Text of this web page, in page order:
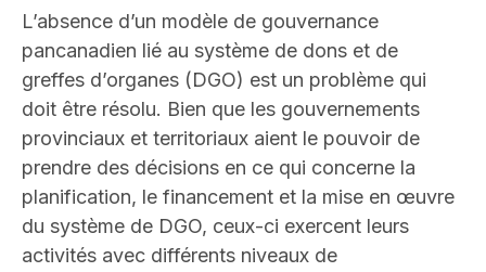
L’absence d’un modèle de gouvernance
pancanadien lié au système de dons et de
greffes d’organes (DGO) est un problème qui
doit être résolu. Bien que les gouvernements
provinciaux et territoriaux aient le pouvoir de
prendre des décisions en ce qui concerne la
planification, le financement et la mise en œuvre
du système de DGO, ceux-ci exercent leurs
activités avec différents niveaux de